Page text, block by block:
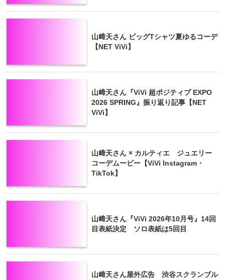
山﨑天さん ビッグTシャツ夏ゆるコーデ
【NET ViVi】
山﨑天さん『ViVi 超ポジティブ EXPO
2026 SPRING』振り返り記事【NET
ViVi】
山﨑天さん × カルティエ ジュエリー
コーデムービー【ViVi Instagram・
TikTok】
山﨑天さん『ViVi 2026年10月号』14回
目表紙決定 ソロ表紙は5回目
山﨑天さん屋外広告 渋谷スクランブル